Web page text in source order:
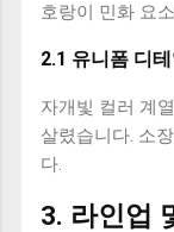
호랑이 민화 요
2.1 유니폼 디테
자개빛 컬러 계
살렸습니다. 소
다.
3. 라인업